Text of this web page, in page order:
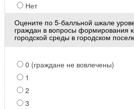
Нет
Оцените по 5-балльной шкале
граждан в вопросы формирования
городской среды в городском
0 (граждане не вовлечены)
1
2
3